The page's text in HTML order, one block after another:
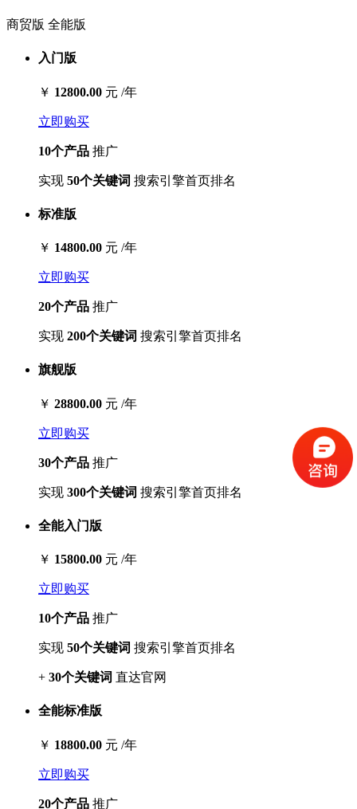
商贸版 全能版
入门版
￥ 12800.00 元 /年
立即购买
10个产品 推广
实现 50个关键词 搜索引擎首页排名
标准版
￥ 14800.00 元 /年
立即购买
20个产品 推广
实现 200个关键词 搜索引擎首页排名
旗舰版
￥ 28800.00 元 /年
立即购买
30个产品 推广
实现 300个关键词 搜索引擎首页排名
全能入门版
￥ 15800.00 元 /年
立即购买
10个产品 推广
实现 50个关键词 搜索引擎首页排名
+ 30个关键词 直达官网
全能标准版
￥ 18800.00 元 /年
立即购买
20个产品 推广